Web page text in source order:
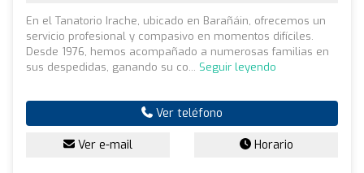
En el Tanatorio Irache, ubicado en Barañáin, ofrecemos un
servicio profesional y compasivo en momentos difíciles.
Desde 1976, hemos acompañado a numerosas familias en
sus despedidas, ganando su co... Seguir leyendo
Ver teléfono
Ver e-mail Horario